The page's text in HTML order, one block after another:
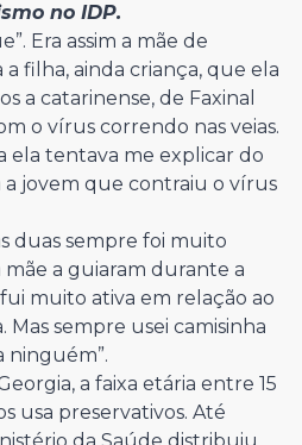
no IDP.
Era assim a mãe de
filha, ainda criança, que ela
a catarinense, de Faxinal
o vírus correndo nas veias.
ela tentava me explicar do
a jovem que contraiu o vírus
duas sempre foi muito
mãe a guiaram durante a
muito ativa em relação ao
Mas sempre usei camisinha
ninguém”.
a faixa etária entre 15
usa preservativos. Até